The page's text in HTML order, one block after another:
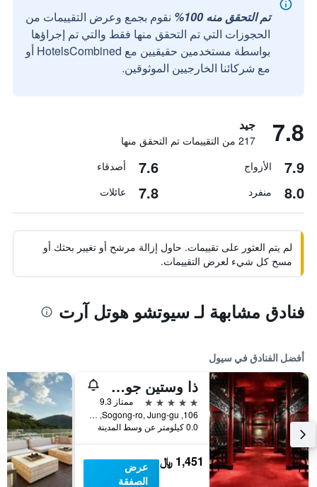
تم التحقق منه 100%
نقوم بجمع وعرض التقييمات من
الحجوزات التي تم التحقق منها فقط والتي تم إجراؤها
بواسطة مستخدمين حقيقيين مع HotelsCombined أو
مع شركائنا الخارجيين الموثوقين.
7.8 جيد
217 من التقييمات تم التحقق منها
7.9 الأزواج 7.6 أصدقاء
8.0 منفرد 7.8 عائلات
لم يتم العثور على تقييمات. حاول إزالة مرشح أو تغيير بحثك أو
مسح كل شيء لعرض التقييمات.
فنادق مشابهة لـ سيوتشو هوتل آرت
أفضل الفنادق في سيول
ذا وستين جوسون سول
5 نجوم
ممتاز 9.3
106, Sogong-ro, Jung-gu, سيول, كوريا الجنوبية
0.0 كيلومتر عن وسط المدينة
1,451 ﷼
عرض
الصفقة